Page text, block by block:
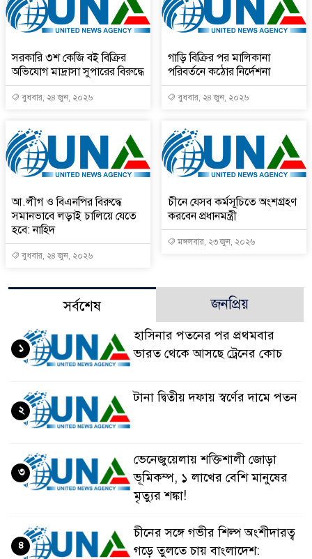
সরকারি ৩শ কেজি বই বিক্রির
অভিযোগ মাদ্রাসা সুপারের বিরুদ্ধে
বুধবার, ২৪ জুন, ২০২৬
গাড়ি বিক্রির পর মালিকানা
পরিবর্তনে কঠোর নির্দেশনা
বুধবার, ২৪ জুন, ২০২৬
আ.লীগ ও বিএনপির বিরুদ্ধে
সমানভাবে লড়াই চালিয়ে যেতে
হবে: নাহিদ
বুধবার, ২৪ জুন, ২০২৬
চীনে যেসব কর্মসূচিতে অংশগ্রহণ
করবেন প্রধানমন্ত্রী
মঙ্গলবার, ২৩ জুন, ২০২৬
সর্বশেষ জনপ্রিয়
হাসিনার পতনের পর প্রথমবার
ভারত থেকে আসছে ট্রেনের কোচ
১
টানা দ্বিতীয় দফায় স্বর্ণের দামে পতন
২
ভেনেজুয়েলায় শক্তিশালী জোড়া
ভূমিকম্প, ১ লাখের বেশি মানুষের
মৃত্যুর শঙ্কা!
৩
চীনের সঙ্গে গভীর শিল্প অংশীদারত্ব
গড়ে তুলতে চায় বাংলাদেশ:
৪